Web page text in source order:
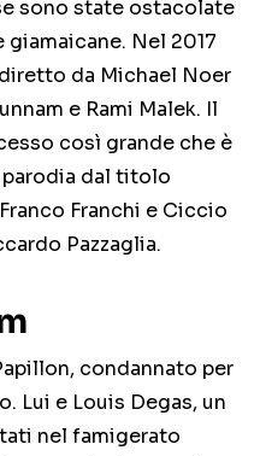
sono state ostacolate
Nel 2017
da Michael Noer
e Rami Malek. Il
così grande che è
dal titolo
Franchi e Ciccio
Pazzaglia.
condannato per
Lui e Louis Degas, un
nel famigerato